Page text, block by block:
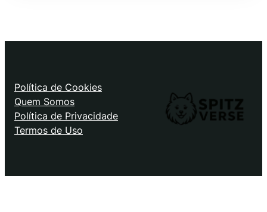
Política de Cookies
Quem Somos
Política de Privacidade
Termos de Uso